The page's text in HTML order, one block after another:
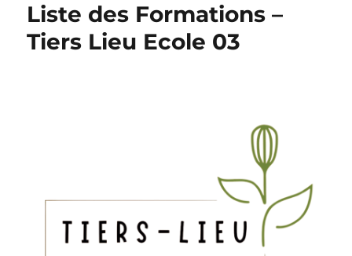
Liste des Formations –
Tiers Lieu Ecole 03